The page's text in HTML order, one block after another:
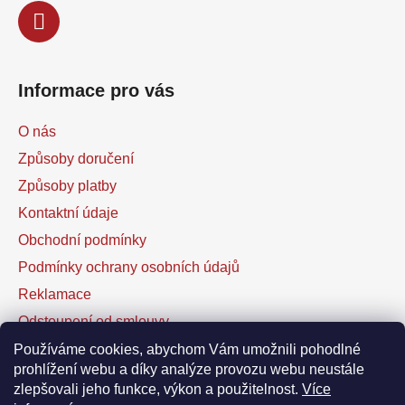
Používáme cookies, abychom Vám umožnili pohodlné
prohlížení webu a díky analýze provozu webu neustále
zlepšovali jeho funkce, výkon a použitelnost. Více
Informace pro vás
O nás
Způsoby doručení
Způsoby platby
Kontaktní údaje
Obchodní podmínky
Podmínky ochrany osobních údajů
Reklamace
Odstoupení od smlouvy
Kontaktní formulář